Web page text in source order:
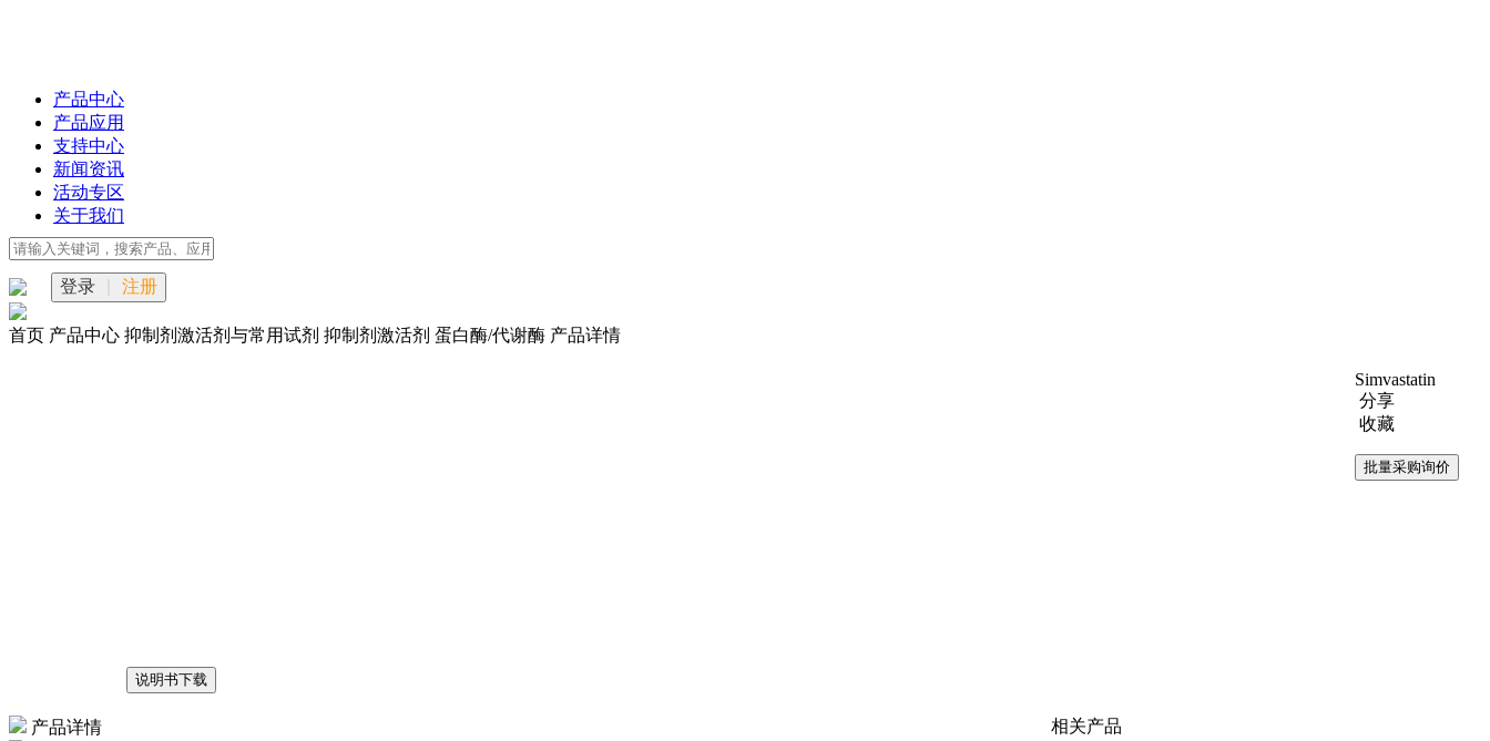
产品中心
产品应用
支持中心
新闻资讯
活动专区
关于我们
登录 注册
首页 产品中心 抑制剂激活剂与常用试剂 抑制剂激活剂 蛋白酶/代谢酶 产品详情
说明书下载
Simvastatin
分享
收藏
批量采购询价
产品详情
相关产品